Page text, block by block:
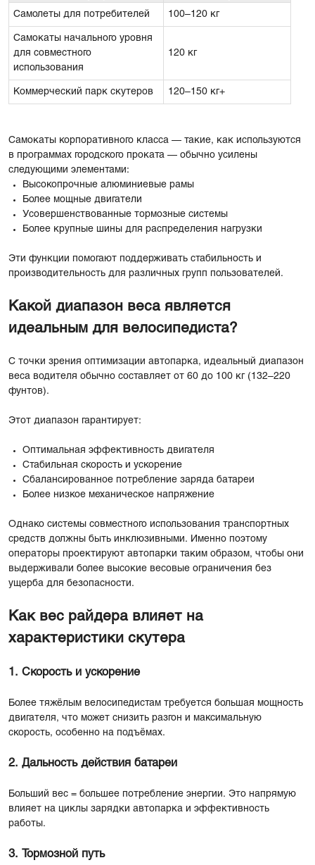
Самолеты для потребителей 100–120 кг
Самокаты начального уровня
для совместного
использования
120 кг
Коммерческий парк скутеров 120–150 кг+
Самокаты корпоративного класса — такие, как используются
в программах городского проката — обычно усилены
следующими элементами:
Высокопрочные алюминиевые рамы
Более мощные двигатели
Усовершенствованные тормозные системы
Более крупные шины для распределения нагрузки
Эти функции помогают поддерживать стабильность и
производительность для различных групп пользователей.
Какой диапазон веса является
идеальным для велосипедиста?
С точки зрения оптимизации автопарка, идеальный диапазон
веса водителя обычно составляет от 60 до 100 кг (132–220
фунтов).
Этот диапазон гарантирует:
Оптимальная эффективность двигателя
Стабильная скорость и ускорение
Сбалансированное потребление заряда батареи
Более низкое механическое напряжение
Однако системы совместного использования транспортных
средств должны быть инклюзивными. Именно поэтому
операторы проектируют автопарки таким образом, чтобы они
выдерживали более высокие весовые ограничения без
ущерба для безопасности.
Как вес райдера влияет на
характеристики скутера
1. Скорость и ускорение
Более тяжёлым велосипедистам требуется большая мощность
двигателя, что может снизить разгон и максимальную
скорость, особенно на подъёмах.
2. Дальность действия батареи
Больший вес = большее потребление энергии. Это напрямую
влияет на циклы зарядки автопарка и эффективность
работы.
3. Тормозной путь